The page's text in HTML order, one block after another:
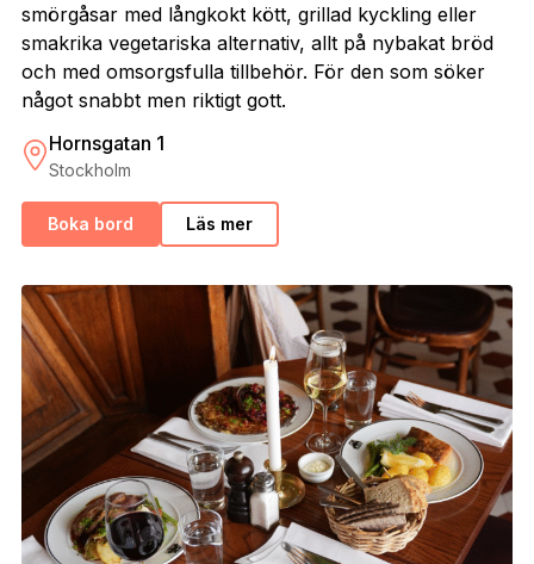
smörgåsar med långkokt kött, grillad kyckling eller
smakrika vegetariska alternativ, allt på nybakat bröd
och med omsorgsfulla tillbehör. För den som söker
något snabbt men riktigt gott.
Hornsgatan 1
Stockholm
Boka bord Läs mer